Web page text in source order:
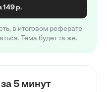
149 р.
в итоговом реферате
Тема будет та же.
5 минут